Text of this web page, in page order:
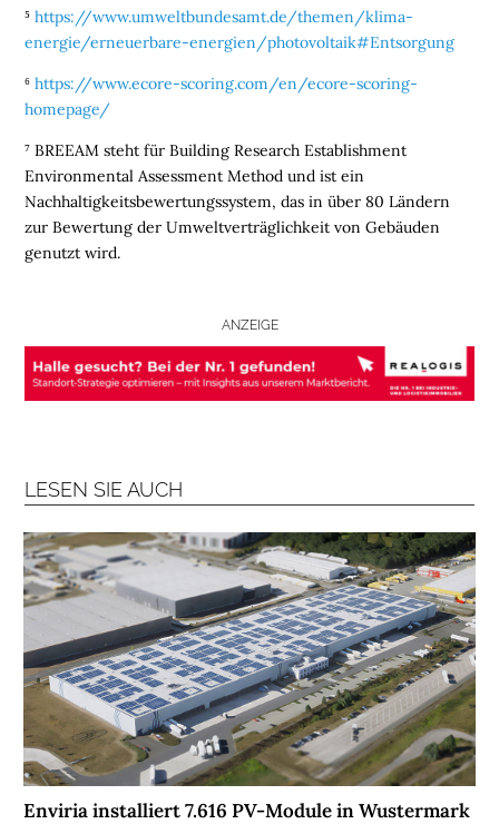
t
e
r
e
o
n
i
e
r
e
⁵https://www.umweltbundesamt.de/themen/klima-
energie/erneuerbare-energien/photovoltaik#Entsorgung
⁶https://www.ecore-scoring.com/en/ecore-scoring-
homepage/
⁷ BREEAM steht für Building Research Establishment
Environmental Assessment Method und ist ein
Nachhaltigkeitsbewertungssystem, das in über 80 Ländern
zur Bewertung der Umweltverträglichkeit von Gebäuden
genutzt wird.
ANZEIGE
LESEN SIE AUCH
Enviria installiert 7.616 PV-Module in Wustermark